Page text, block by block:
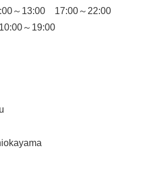
～13:00 17:00～22:00
19:00